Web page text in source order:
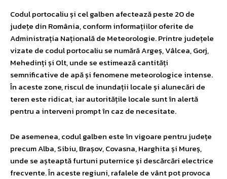
Codul portocaliu și cel galben afectează peste 20 de
județe din România, conform informațiilor oferite de
Administrația Națională de Meteorologie. Printre județele
vizate de codul portocaliu se numără Argeș, Vâlcea, Gorj,
Mehedinți și Olt, unde se estimează cantități
semnificative de apă și fenomene meteorologice intense.
În aceste zone, riscul de inundații locale și alunecări de
teren este ridicat, iar autoritățile locale sunt în alertă
pentru a interveni prompt în caz de necesitate.
De asemenea, codul galben este în vigoare pentru județe
precum Alba, Sibiu, Brașov, Covasna, Harghita și Mureș,
unde se așteaptă furtuni puternice și descărcări electrice
frecvente. În aceste regiuni, rafalele de vânt pot provoca